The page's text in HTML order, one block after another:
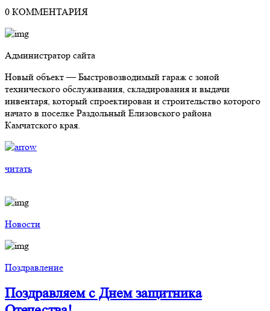
0 КОММЕНТАРИЯ
Администратор сайта
Новый объект — Быстровозводимый гараж с зоной
технического обслуживания, складирования и выдачи
инвентаря, который спроектирован и строительство которого
начато в поселке Раздольный Елизовского района
Камчатского края.
читать
Новости
Поздравление
Поздравляем с Днем защитника